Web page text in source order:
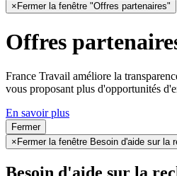
× Fermer la fenêtre "Offres partenaires"
Offres
France Travail améliore la
vous proposant plus d'opportunités
En savoir plus
Fermer
× Fermer la fenêtre Besoin d'aide sur la